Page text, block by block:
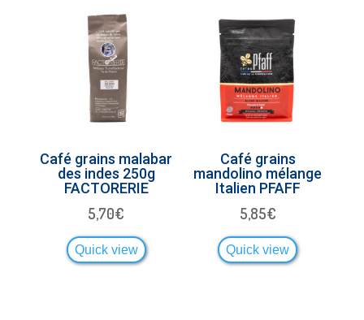
Café grains malabar
des indes 250g
FACTORERIE
5,70€
Quick view
Café grains
mandolino mélange
Italien PFAFF
5,85€
Quick view